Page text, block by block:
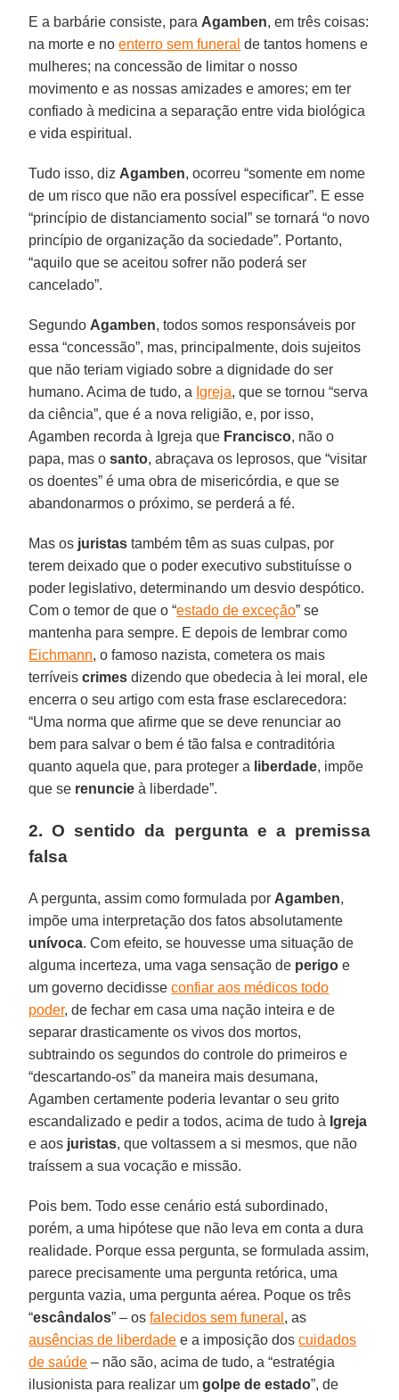
E a barbárie consiste, para Agamben, em três coisas:
na morte e noenterro sem funeral de tantos homens e
mulheres; na concessão de limitar o nosso
movimento e as nossas amizades e amores; em ter
confiado à medicina a separação entre vida biológica
e vida espiritual.
Tudo isso, diz Agamben, ocorreu “somente em nome
de um risco que não era possível especificar”. E esse
“princípio de distanciamento social” se tornará “o novo
princípio de organização da sociedade”. Portanto,
“aquilo que se aceitou sofrer não poderá ser
cancelado”.
Segundo Agamben, todos somos responsáveis por
essa “concessão”, mas, principalmente, dois sujeitos
que não teriam vigiado sobre a dignidade do ser
humano. Acima de tudo, a Igreja, que se tornou “serva
da ciência”, que é a nova religião, e, por isso,
Agamben recorda à Igreja que Francisco, não o
papa, mas osanto, abraçava os leprosos, que “visitar
os doentes” é uma obra de misericórdia, e que se
abandonarmos o próximo, se perderá a fé.
Mas os juristas também têm as suas culpas, por
terem deixado que o poder executivo substituísse o
poder legislativo, determinando um desvio despótico.
Com o temor de que o “estado de exceção” se
mantenha para sempre. E depois de lembrar como
Eichmann, o famoso nazista, cometera os mais
terríveiscrimes dizendo que obedecia à lei moral, ele
encerra o seu artigo com esta frase esclarecedora:
“Uma norma que afirme que se deve renunciar ao
bem para salvar o bem é tão falsa e contraditória
quanto aquela que, para proteger a liberdade, impõe
que se renuncie à liberdade”.
2. O sentido da pergunta e a premissa
falsa
A pergunta, assim como formulada por Agamben,
impõe uma interpretação dos fatos absolutamente
unívoca. Com efeito, se houvesse uma situação de
alguma incerteza, uma vaga sensação de perigo e
um governo decidisseconfiar aos médicos todo
poder, de fechar em casa uma nação inteira e de
separar drasticamente os vivos dos mortos,
subtraindo os segundos do controle do primeiros e
“descartando-os” da maneira mais desumana,
Agamben certamente poderia levantar o seu grito
escandalizado e pedir a todos, acima de tudo à Igreja
e aos juristas, que voltassem a si mesmos, que não
traíssem a sua vocação e missão.
Pois bem. Todo esse cenário está subordinado,
porém, a uma hipótese que não leva em conta a dura
realidade. Porque essa pergunta, se formulada assim,
parece precisamente uma pergunta retórica, uma
pergunta vazia, uma pergunta aérea. Poque os três
“escândalos” – osfalecidos sem funeral , as
ausências de liberdade e a imposição doscuidados
de saúde – não são, acima de tudo, a “estratégia
ilusionista para realizar um golpe de estado”, de